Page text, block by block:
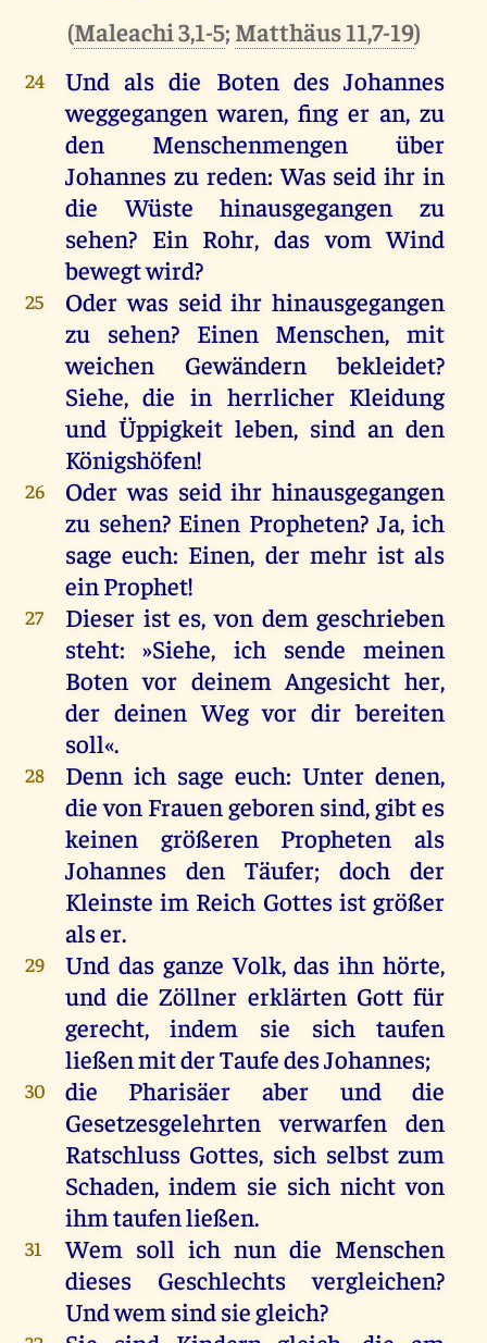
(Maleachi 3,1-5; Matthäus 11,7-19)
24 Und als die Boten des Johannes
weggegangenwaren, fing er an,zu
denMenschenmengenüber
Johannes zu reden:Was seid ihr in
die
Wüste hinausgegangen
zu
sehen? Ein Rohr, das vom Wind
bewegtwird?
25 Oder was seid ihr hinausgegangen
zu sehen? Einen Menschen,mit
weichenGewändernbekleidet?
Siehe,die in herrlicher Kleidung
undÜppigkeit leben, sind an den
Königshöfen!
26 Oder was seid ihr hinausgegangen
zu sehen? Einen Propheten? Ja,ich
sage euch: Einen, der mehr ist als
einProphet!
27 Dieser ist es,von dem geschrieben
steht: »Siehe, ich sende meinen
Boten vor deinem Angesicht her,
der deinen Weg vor dir bereiten
soll«.
28 Denn ich sage euch:Unter denen,
die vonFrauengeboren sind,gibtes
keinen
größeren Propheten
als
Johannes
den Täufer;doch
der
Kleinste im Reich Gottes ist größer
alser.
29 Und das ganze Volk,das ihn hörte,
und die Zöllner erklärten Gott für
gerecht,indem sie sich
taufen
ließenmitderTaufedesJohannes;
30 die Pharisäer aber und
die
Gesetzesgelehrten verwarfenden
Ratschluss Gottes, sich selbst zum
Schaden, indem sie sich nicht von
ihmtaufenließen.
31 Wem soll ich nun die Menschen
dieses
Geschlechts vergleichen?
Undwem sindsiegleich?